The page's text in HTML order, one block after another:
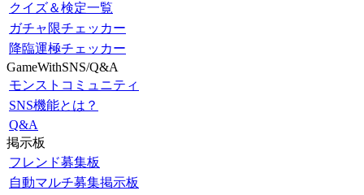
クイズ＆検定一覧
ガチャ限チェッカー
降臨運極チェッカー
GameWithSNS/Q&A
モンストコミュニティ
SNS機能とは？
Q&A
掲示板
フレンド募集板
自動マルチ募集掲示板